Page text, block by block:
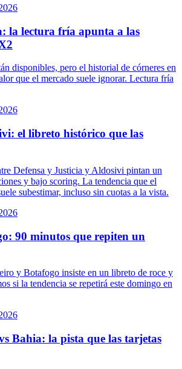
la lectura fría apunta a las
disponibles, pero el historial de córneres en
que el mercado suele ignorar. Lectura fría
el libreto histórico que las
Defensa y Justicia y Aldosivi pintan un
y bajo scoring. La tendencia que el
subestimar, incluso sin cuotas a la vista.
90 minutos que repiten un
y Botafogo insiste en un libreto de roce y
si la tendencia se repetirá este domingo en
Bahia: la pista que las tarjetas